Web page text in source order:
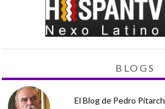
BLOGS
El Blog de Pedro Pitarch